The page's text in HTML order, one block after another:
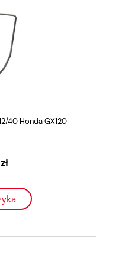
40 Honda GX120